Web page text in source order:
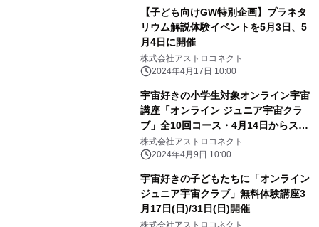
【子ども向けGW特別企画】プラネタ
リウム解説体験イベントを5月3日、5
月4日に開催
株式会社アストロコネクト
2024年4月17日 10:00
宇宙好きの小学生対象オンライン宇宙
講座「オンライン ジュニア宇宙クラ
ブ」全10回コース・4月14日からスタ
ート
株式会社アストロコネクト
2024年4月9日 10:00
宇宙好きの子どもたちに「オンライン
ジュニア宇宙クラブ」無料体験講座3
月17日(日)/31日(日)開催